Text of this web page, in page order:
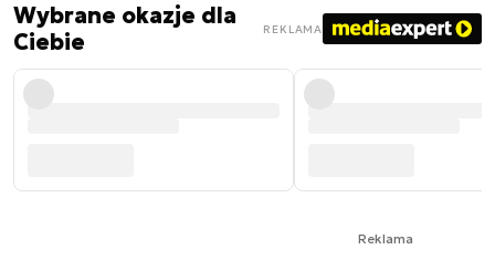
Wybrane okazje dla
Ciebie
REKLAMA
Reklama